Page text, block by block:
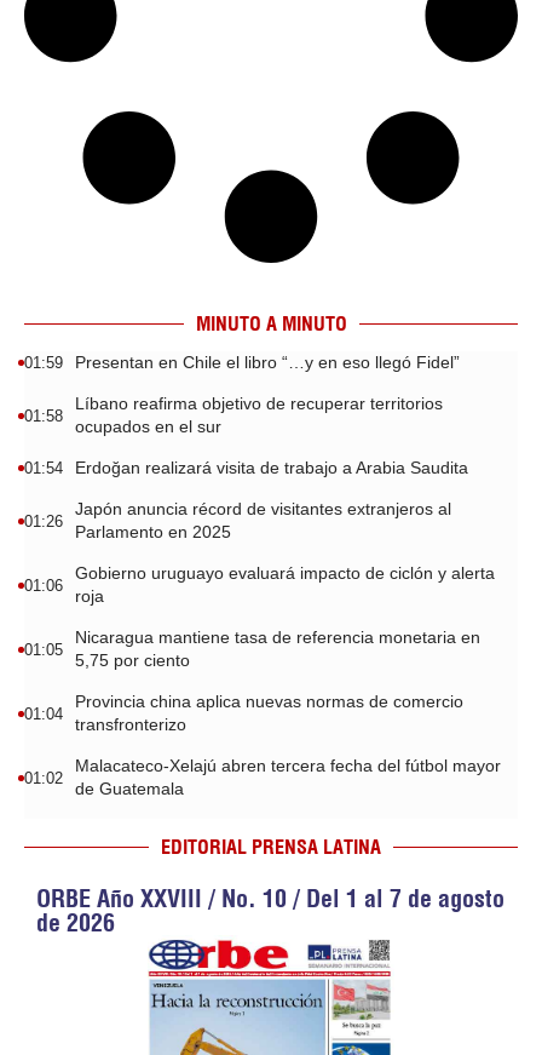
MINUTO A MINUTO
01:59 Presentan en Chile el libro “…y en eso llegó Fidel”
01:58
Líbano reafirma objetivo de recuperar territorios
ocupados en el sur
01:54 Erdoğan realizará visita de trabajo a Arabia Saudita
01:26
Japón anuncia récord de visitantes extranjeros al
Parlamento en 2025
01:06
Gobierno uruguayo evaluará impacto de ciclón y alerta
roja
01:05
Nicaragua mantiene tasa de referencia monetaria en
5,75 por ciento
01:04
Provincia china aplica nuevas normas de comercio
transfronterizo
01:02
Malacateco-Xelajú abren tercera fecha del fútbol mayor
de Guatemala
EDITORIAL PRENSA LATINA
ORBE Año XXVIII / No. 10 / Del 1 al 7 de agosto
de 2026